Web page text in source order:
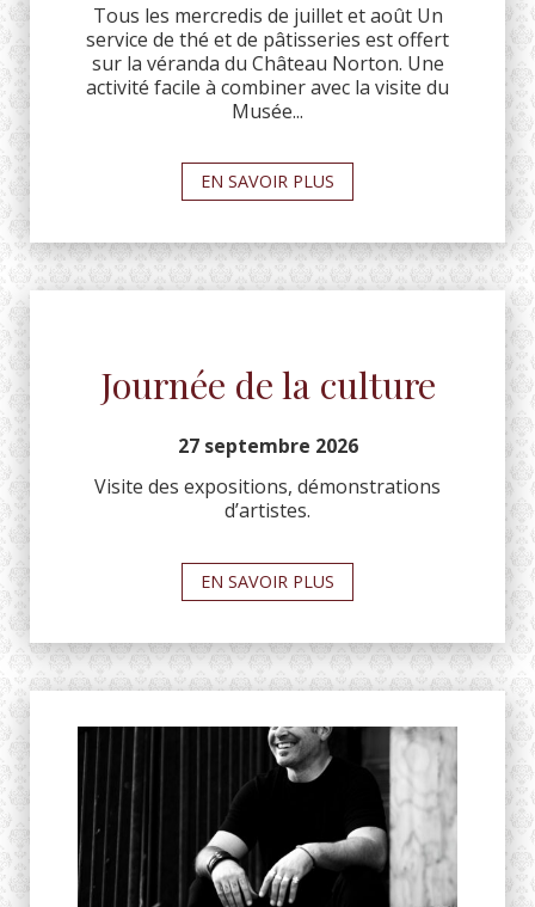
Tous les mercredis de juillet et août Un
service de thé et de pâtisseries est offert
sur la véranda du Château Norton. Une
activité facile à combiner avec la visite du
Musée...
EN SAVOIR PLUS
Journée de la culture
27 septembre 2026
Visite des expositions, démonstrations
d’artistes.
EN SAVOIR PLUS